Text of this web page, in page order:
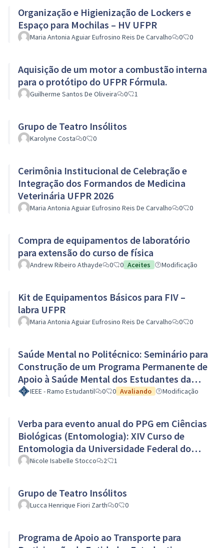
Organização e Higienização de Lockers e
Espaço para Mochilas – HV UFPR
Maria Antonia Aguiar Eufrosino Reis De Carvalho 0 0
Aquisição de um motor a combustão interna
para o protótipo do UFPR Fórmula.
Guilherme Santos De Oliveira 0 1
Grupo de Teatro Insólitos
Karolyne Costa 0 0
Cerimônia Institucional de Celebração e
Integração dos Formandos de Medicina
Veterinária UFPR 2026
Maria Antonia Aguiar Eufrosino Reis De Carvalho 0 0
Compra de equipamentos de laboratório
para extensão do curso de física
Andrew Ribeiro Athayde 0 0 Aceites Modificação
Kit de Equipamentos Básicos para FIV –
labra UFPR
Maria Antonia Aguiar Eufrosino Reis De Carvalho 0 0
Saúde Mental no Politécnico: Seminário para
Construção de um Programa Permanente de
Apoio à Saúde Mental dos Estudantes da
UFPRIEEE - Ramo Estudantil 0 0 Avaliando Modificação
Verba para evento anual do PPG em Ciências
Biológicas (Entomologia): XIV Curso de
Entomologia da Universidade Federal do
Paraná (UFPR)
Nicole Isabelle Stocco 2 1
Grupo de Teatro Insólitos
Lucca Henrique Fiori Zarth 0 0
Programa de Apoio ao Transporte para